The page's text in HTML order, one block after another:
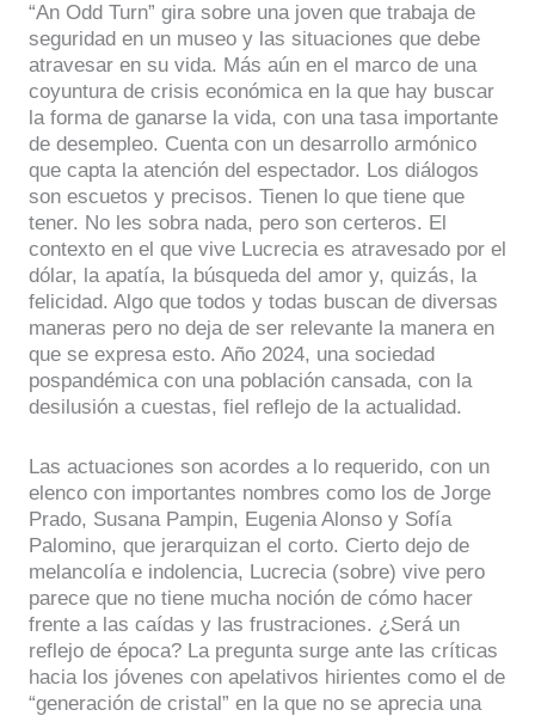
“An Odd Turn” gira sobre una joven que trabaja de
seguridad en un museo y las situaciones que debe
atravesar en su vida. Más aún en el marco de una
coyuntura de crisis económica en la que hay buscar
la forma de ganarse la vida, con una tasa importante
de desempleo. Cuenta con un desarrollo armónico
que capta la atención del espectador. Los diálogos
son escuetos y precisos. Tienen lo que tiene que
tener. No les sobra nada, pero son certeros. El
contexto en el que vive Lucrecia es atravesado por el
dólar, la apatía, la búsqueda del amor y, quizás, la
felicidad. Algo que todos y todas buscan de diversas
maneras pero no deja de ser relevante la manera en
que se expresa esto. Año 2024, una sociedad
pospandémica con una población cansada, con la
desilusión a cuestas, fiel reflejo de la actualidad.
Las actuaciones son acordes a lo requerido, con un
elenco con importantes nombres como los de Jorge
Prado, Susana Pampin, Eugenia Alonso y Sofía
Palomino, que jerarquizan el corto. Cierto dejo de
melancolía e indolencia, Lucrecia (sobre) vive pero
parece que no tiene mucha noción de cómo hacer
frente a las caídas y las frustraciones. ¿Será un
reflejo de época? La pregunta surge ante las críticas
hacia los jóvenes con apelativos hirientes como el de
“generación de cristal” en la que no se aprecia una